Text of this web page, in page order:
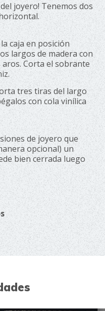
joyero! Tenemos dos
caja en posición
largos de madera con
Corta el sobrante
tres tiras del largo
con cola vinílica
de joyero que
opcional) un
bien cerrada luego